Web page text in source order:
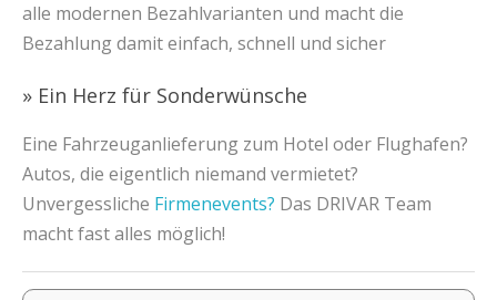
alle modernen Bezahlvarianten und macht die
Bezahlung damit einfach, schnell und sicher
» Ein Herz für Sonderwünsche
Eine Fahrzeuganlieferung zum Hotel oder Flughafen?
Autos, die eigentlich niemand vermietet?
Unvergessliche Firmenevents? Das DRIVAR Team
macht fast alles möglich!